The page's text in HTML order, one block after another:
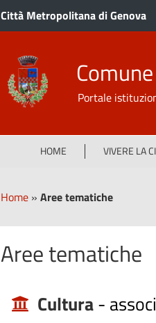
Città Metropolitana di Genova
Portale
HOME VIVERE LA
Home » Aree tematiche
Aree tematiche
Cultura-